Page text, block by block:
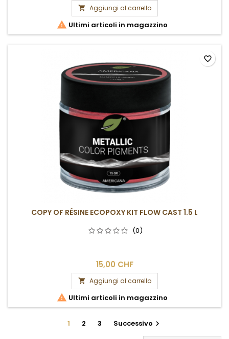
 Aggiungi al carrello
 Ultimi articoli in magazzino
COPY OF RÉSINE ECOPOXY KIT FLOW CAST 1.5 L
(0)
15,00 CHF
 Aggiungi al carrello
 Ultimi articoli in magazzino
favorite_border
1 2 3 Successivo 